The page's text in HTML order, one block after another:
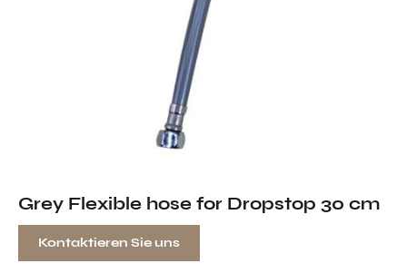
Grey Flexible hose for Dropstop 30 cm
Kontaktieren Sie uns